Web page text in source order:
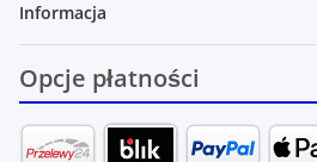
Informacja
Opcje płatności